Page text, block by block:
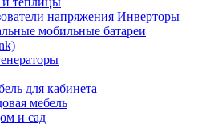
напряжения Инверторы
мобильные батареи
для кабинета
мебель
и сад